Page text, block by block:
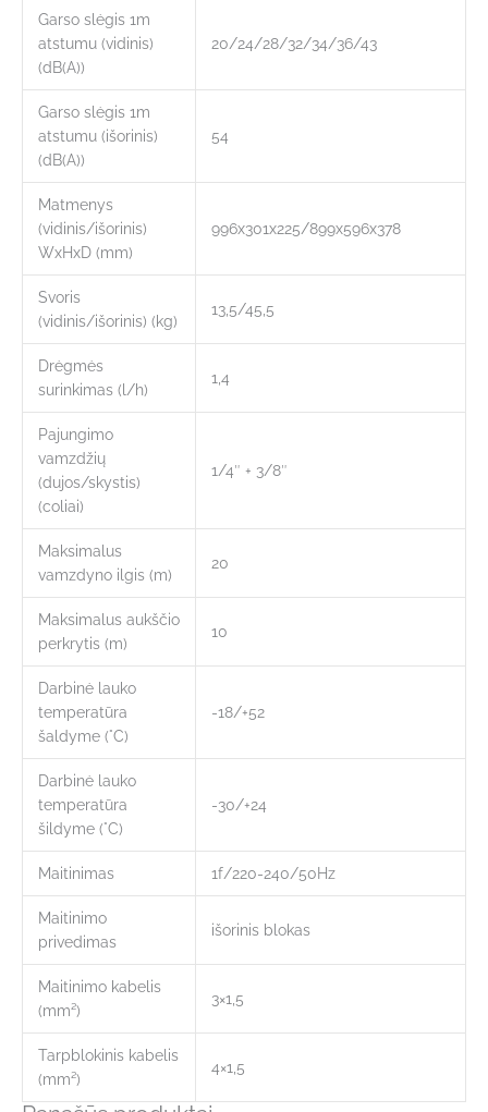
Garso slėgis 1m
atstumu (vidinis)
(dB(A))
20/24/28/32/34/36/43
Garso slėgis 1m
atstumu (išorinis)
(dB(A))
54
Matmenys
(vidinis/išorinis)
WxHxD (mm)
996x301x225/899x596x378
Svoris
(vidinis/išorinis) (kg)
13,5/45,5
Drėgmės
surinkimas (l/h)
1,4
Pajungimo
vamzdžių
(dujos/skystis)
(coliai)
1/4″ + 3/8″
Maksimalus
vamzdyno ilgis (m)
20
Maksimalus aukščio
perkrytis (m)
10
Darbinė lauko
temperatūra
šaldyme (°C)
-18/+52
Darbinė lauko
temperatūra
šildyme (°C)
-30/+24
Maitinimas 1f/220-240/50Hz
Maitinimo
privedimas
išorinis blokas
Maitinimo kabelis
(mm²)
3×1,5
Tarpblokinis kabelis
(mm²)
4×1,5